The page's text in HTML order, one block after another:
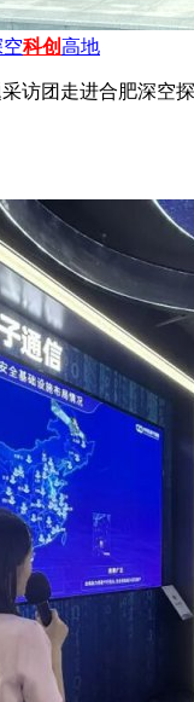
科创高地
访团走进合肥深